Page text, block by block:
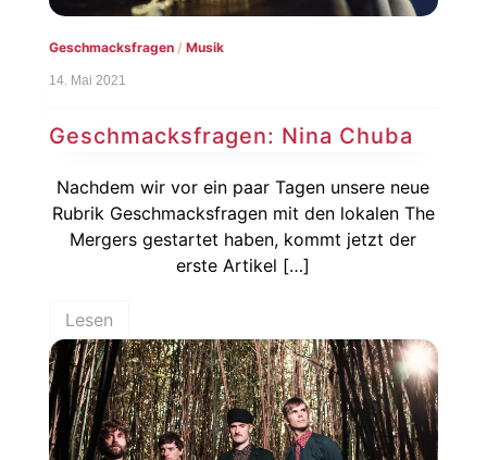
Geschmacksfragen/ Musik
14. Mai 2021
Geschmacksfragen: Nina Chuba
Nachdem wir vor ein paar Tagen unsere neue
Rubrik Geschmacksfragen mit den lokalen The
Mergers gestartet haben, kommt jetzt der
erste Artikel […]
Lesen